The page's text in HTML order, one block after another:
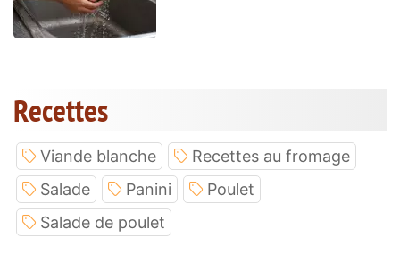
Recettes
Viande blanche
Recettes au fromage
Salade
Panini
Poulet
Salade de poulet